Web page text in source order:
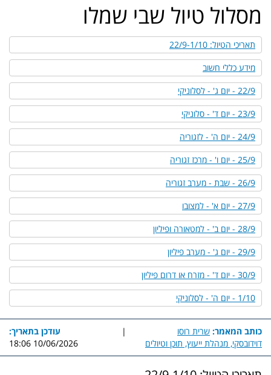
מסלול טיול שבי שמלו
תאריכי הטיול: 22/9-1/10
מידע כללי חשוב
22/9 - יום ג' - לסלוניקי
23/9 - יום ד' - סלוניקי
24/9 - יום ה' - לזגוריה
25/9 - יום ו' - מרכז זגוריה
26/9 - שבת - מערב זגוריה
27/9 - יום א' - למצובו
28/9 - יום ב' - למטאורה ופיליון
29/9 - יום ג' - מערב פיליון
30/9 - יום ד' - מזרח או דרום פיליון
1/10 - יום ה' - לסלוניקי
כותב המאמר: שרית רוסו
דוידובסקי, מנהלת ייעוץ, תוכן וטיולים
|
עודכן בתאריך:
10/06/2026 18:06